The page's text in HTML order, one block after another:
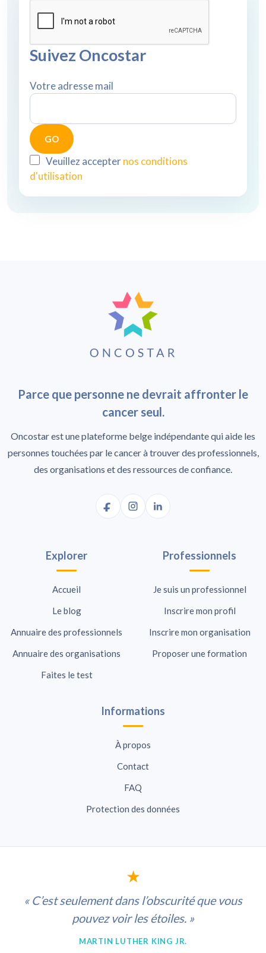
Suivez Oncostar
Votre adresse mail
Veuillez accepternos conditions
d'utilisation
Parce que personne ne devrait affronter le
cancer seul.
Oncostar est une plateforme belge indépendante qui aide les
personnes touchées par le cancer à trouver des professionnels,
des organisations et des ressources de confiance.
Explorer
Accueil
Le blog
Annuaire des professionnels
Annuaire des organisations
Faites le test
Professionnels
Je suis un professionnel
Inscrire mon profil
Inscrire mon organisation
Proposer une formation
Informations
À propos
Contact
FAQ
Protection des données
★
« C’est seulement dans l’obscurité que vous
pouvez voir les étoiles. »
MARTIN LUTHER KING JR.